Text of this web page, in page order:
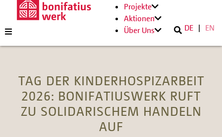
Projekte
Aktionen
Über Uns
DE EN
TAG DER KINDERHOSPIZARBEIT
2026: BONIFATIUSWERK RUFT
ZU SOLIDARISCHEM HANDELN
AUF